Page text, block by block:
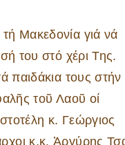
Μακεδονία γιά νά
του στό χέρι Της.
παιδάκια τους στήν
τοῦ Λαοῦ οί
κ. Γεώργιος
κ.κ. Ἀργύρης